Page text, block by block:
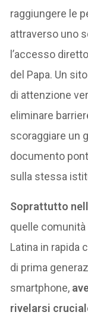
raggiungere le
attraverso uno
l’accesso
del Papa. Un
di attenzione
eliminare
scoraggiare un
documento
sulla stessa
Soprattutto
quelle
Latina in rapida
di prima
smartphone,
rivelarsi